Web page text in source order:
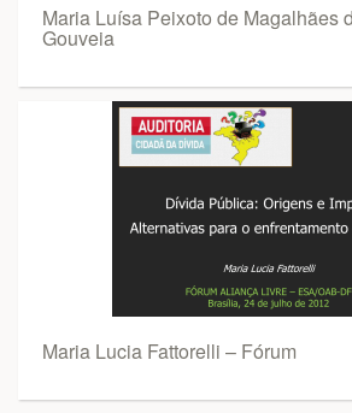
Maria Luísa Peixoto de Magalhães
Gouveia
Maria Lucia Fattorelli – Fórum